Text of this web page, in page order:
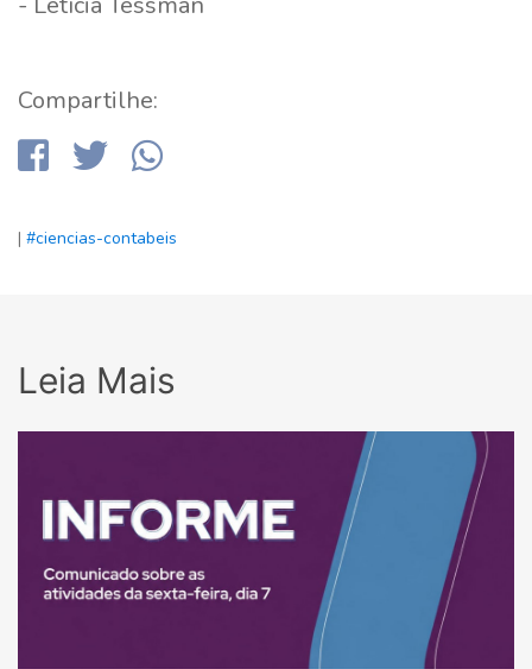
Compartilhe:
| #ciencias-contabeis
Leia Mais